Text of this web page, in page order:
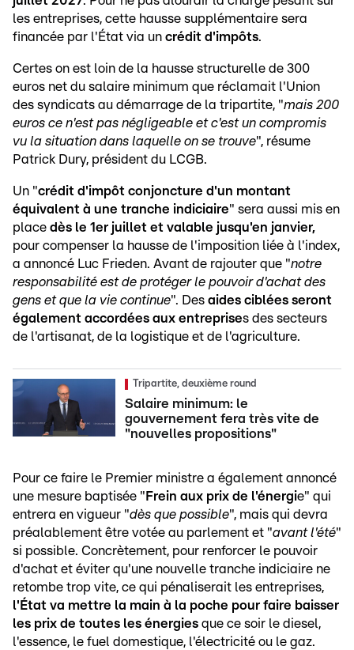
les entreprises, cette hausse supplémentaire sera
financée par l'État via un crédit d'impôts.
Certes on est loin de la hausse structurelle de 300
euros net du salaire minimum que réclamait l'Union
des syndicats au démarrage de la tripartite, "mais 200
euros ce n'est pas négligeable et c'est un compromis
vu la situation dans laquelle on se trouve", résume
Patrick Dury, président du LCGB.
Un "crédit d'impôt conjoncture d'un montant
équivalent à une tranche indiciaire" sera aussi mis en
place dès le 1er juillet et valable jusqu'en janvier,
pour compenser la hausse de l'imposition liée à l'index,
a annoncé Luc Frieden. Avant de rajouter que "notre
responsabilité est de protéger le pouvoir d'achat des
gens et que la vie continue". Des aides ciblées seront
également accordées aux entreprises des secteurs
de l'artisanat, de la logistique et de l'agriculture.
Tripartite, deuxième round
Salaire minimum: le
gouvernement fera très vite de
"nouvelles propositions"
Pour ce faire le Premier ministre a également annoncé
une mesure baptisée " Frein aux prix de l'énergie" qui
entrera en vigueur "dès que possible", mais qui devra
préalablement être votée au parlement et "avant l'été"
si possible. Concrètement, pour renforcer le pouvoir
d'achat et éviter qu'une nouvelle tranche indiciaire ne
retombe trop vite, ce qui pénaliserait les entreprises,
l'État va mettre la main à la poche pour faire baisser
les prix de toutes les énergies que ce soir le diesel,
l'essence, le fuel domestique, l'électricité ou le gaz.